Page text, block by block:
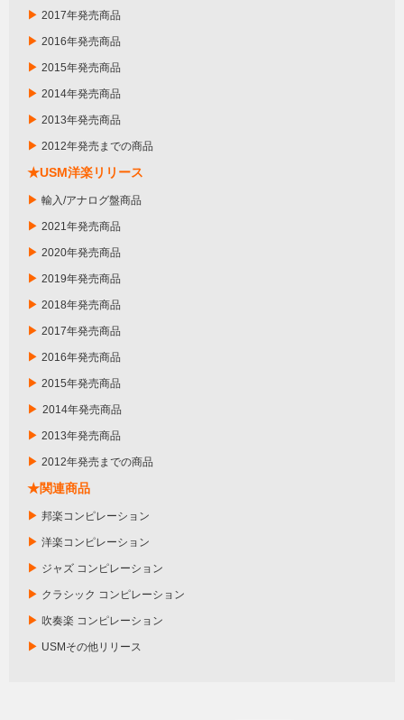
▶ 2017年発売商品
▶ 2016年発売商品
▶ 2015年発売商品
▶ 2014年発売商品
▶ 2013年発売商品
▶ 2012年発売までの商品
★USM洋楽リリース
▶ 輸入/アナログ盤商品
▶ 2021年発売商品
▶ 2020年発売商品
▶ 2019年発売商品
▶ 2018年発売商品
▶ 2017年発売商品
▶ 2016年発売商品
▶ 2015年発売商品
▶ 2014年発売商品
▶ 2013年発売商品
▶ 2012年発売までの商品
★関連商品
▶ 邦楽コンピレーション
▶ 洋楽コンピレーション
▶ ジャズ コンピレーション
▶ クラシック コンピレーション
▶ 吹奏楽 コンピレーション
▶ USMその他リリース